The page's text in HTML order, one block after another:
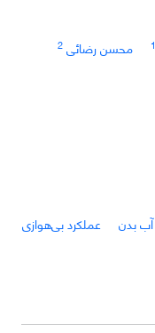
1 محسن رضائی 2
آب بدن
عملکرد بی‌هوازی